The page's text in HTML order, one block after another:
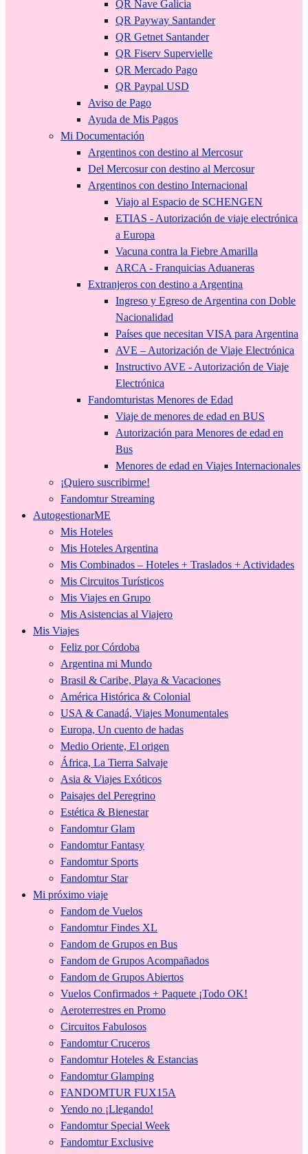
QR Nave Galicia
QR Payway Santander
QR Getnet Santander
QR Fiserv Supervielle
QR Mercado Pago
QR Paypal USD
Aviso de Pago
Ayuda de Mis Pagos
Mi Documentación
Argentinos con destino al Mercosur
Del Mercosur con destino al Mercosur
Argentinos con destino Internacional
Viajo al Espacio de SCHENGEN
ETIAS - Autorización de viaje electrónica
a Europa
Vacuna contra la Fiebre Amarilla
ARCA - Franquicias Aduaneras
Extranjeros con destino a Argentina
Ingreso y Egreso de Argentina con Doble
Nacionalidad
Países que necesitan VISA para Argentina
AVE – Autorización de Viaje Electrónica
Instructivo AVE - Autorización de Viaje
Electrónica
Fandomturistas Menores de Edad
Viaje de menores de edad en BUS
Autorización para Menores de edad en
Bus
Menores de edad en Viajes Internacionales
¡Quiero suscribirme!
Fandomtur Streaming
AutogestionarME
Mis Hoteles
Mis Hoteles Argentina
Mis Combinados – Hoteles + Traslados + Actividades
Mis Circuitos Turísticos
Mis Viajes en Grupo
Mis Asistencias al Viajero
Mis Viajes
Feliz por Córdoba
Argentina mi Mundo
Brasil & Caribe, Playa & Vacaciones
América Histórica & Colonial
USA & Canadá, Viajes Monumentales
Europa, Un cuento de hadas
Medio Oriente, El origen
África, La Tierra Salvaje
Asia & Viajes Exóticos
Paisajes del Peregrino
Estética & Bienestar
Fandomtur Glam
Fandomtur Fantasy
Fandomtur Sports
Fandomtur Star
Mi próximo viaje
Fandom de Vuelos
Fandomtur Findes XL
Fandom de Grupos en Bus
Fandom de Grupos Acompañados
Fandom de Grupos Abiertos
Vuelos Confirmados + Paquete ¡Todo OK!
Aeroterrestres en Promo
Circuitos Fabulosos
Fandomtur Cruceros
Fandomtur Hoteles & Estancias
Fandomtur Glamping
FANDOMTUR FUX15A
Yendo no ¡Llegando!
Fandomtur Special Week
Fandomtur Exclusive